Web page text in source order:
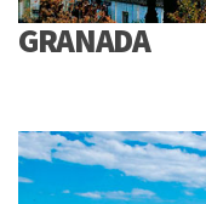
GRANADA